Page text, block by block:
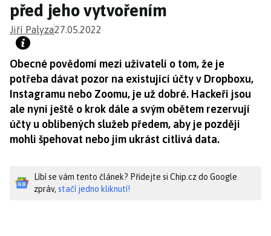
před jeho vytvořením
Jiří Palyza27.05.2022
Obecné povědomí mezi uživateli o tom, že je
potřeba dávat pozor na existující účty v Dropboxu,
Instagramu nebo Zoomu, je už dobré. Hackeři jsou
ale nyní ještě o krok dále a svým obětem rezervují
účty u oblíbených služeb předem, aby je později
mohli špehovat nebo jim ukrást citlivá data.
Líbí se vám tento článek? Přidejte si Chip.cz do Google
zpráv, stačí jedno kliknutí!